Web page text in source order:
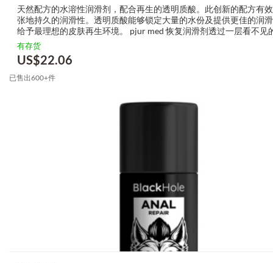
天然配方的水溶性润滑剂，配合再生的透明质酸。此创新的配方有
张地持久的润滑性。透明质酸能够锁定大量的水份及提供更佳的润
给予最理想的皮肤再生环境。 pjur med 恢复润滑剂透过一层看不见
气的薄膜覆盖皮肤表面，使其更滑更柔软。 使用指南 适用于身体任
额外水分的...
有存货
US$22.06
已售出600+件